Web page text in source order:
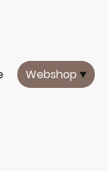
Webshop